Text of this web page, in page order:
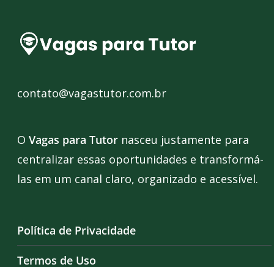
contato@vagastutor.com.br
O Vagas para Tutor nasceu justamente para
centralizar essas oportunidades e transformá-
las em um canal claro, organizado e acessível.
Política de Privacidade
Termos de Uso